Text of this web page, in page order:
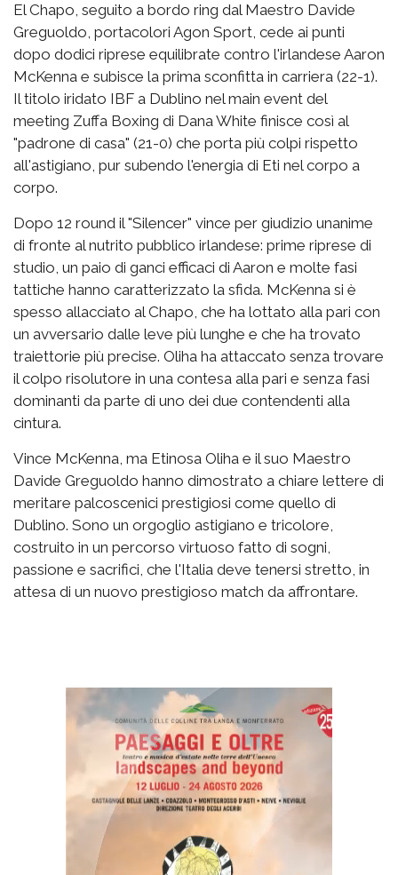
El Chapo, seguito a bordo ring dal Maestro Davide
Greguoldo, portacolori Agon Sport, cede ai punti
dopo dodici riprese equilibrate contro l'irlandese Aaron
McKenna e subisce la prima sconfitta in carriera (22-1).
Il titolo iridato IBF a Dublino nel main event del
meeting Zuffa Boxing di Dana White finisce così al
"padrone di casa" (21-0) che porta più colpi rispetto
all'astigiano, pur subendo l'energia di Eti nel corpo a
corpo.
Dopo 12 round il "Silencer" vince per giudizio unanime
di fronte al nutrito pubblico irlandese: prime riprese di
studio, un paio di ganci efficaci di Aaron e molte fasi
tattiche hanno caratterizzato la sfida. McKenna si è
spesso allacciato al Chapo, che ha lottato alla pari con
un avversario dalle leve più lunghe e che ha trovato
traiettorie più precise. Oliha ha attaccato senza trovare
il colpo risolutore in una contesa alla pari e senza fasi
dominanti da parte di uno dei due contendenti alla
cintura.
Vince McKenna, ma Etinosa Oliha e il suo Maestro
Davide Greguoldo hanno dimostrato a chiare lettere di
meritare palcoscenici prestigiosi come quello di
Dublino. Sono un orgoglio astigiano e tricolore,
costruito in un percorso virtuoso fatto di sogni,
passione e sacrifici, che l'Italia deve tenersi stretto, in
attesa di un nuovo prestigioso match da affrontare.